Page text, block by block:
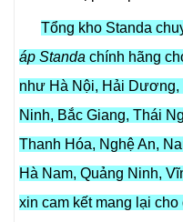
Tổng kho Standa
áp Standa chính hãng
như Hà Nội, Hải
Ninh, Bắc Giang, Thái
Thanh Hóa, Nghệ An,
Hà Nam, Quảng Ninh,
xin cam kết mang lại